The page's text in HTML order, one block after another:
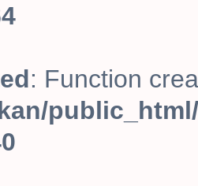
: Function